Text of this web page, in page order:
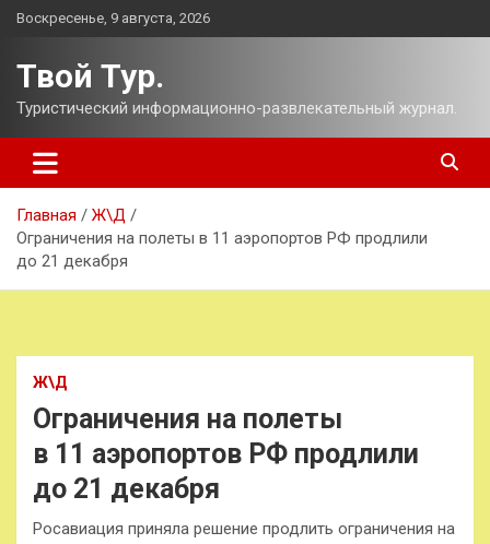
Перейти
Воскресенье, 9 августа, 2026
Твой Тур.
Туристический информационно-развлекательный журнал.
Главная
Ж\Д
Ограничения на полеты в 11 аэропортов РФ продлили
до 21 декабря
Ж\Д
Ограничения на полеты
в 11 аэропортов РФ продлили
до 21 декабря
Росавиация приняла решение продлить ограничения на